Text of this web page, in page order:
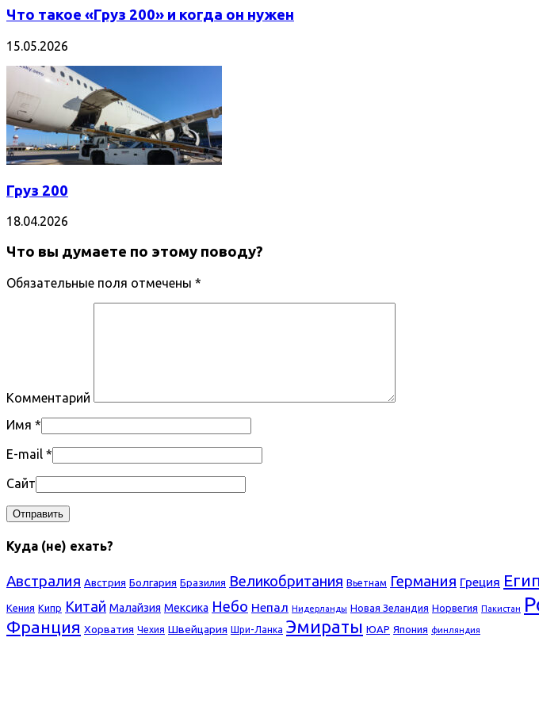
Что такое «Груз 200» и когда он нужен
15.05.2026
Груз 200
18.04.2026
Что вы думаете по этому поводу?
Обязательные поля отмечены *
Комментарий
Имя *
E-mail *
Сайт
Куда (не) ехать?
Австралия Австрия Болгария Бразилия Великобритания Вьетнам Германия Греция
Кения Кипр Китай Малайзия Мексика Небо Непал Нидерланды Новая Зеландия Норвегия Пакистан
Франция Хорватия Чехия Швейцария Шри-Ланка Эмираты ЮАР Япония финляндия